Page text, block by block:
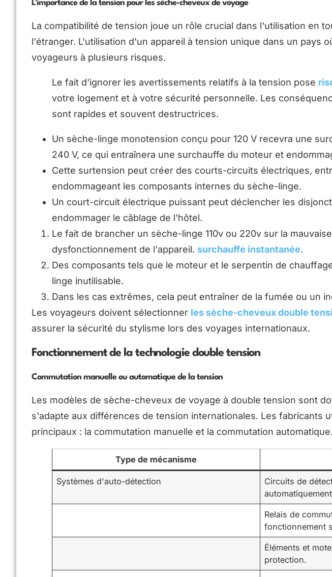
L'importance de la tension pour les sèche-cheveux de voyage
La compatibilité de tension joue un rôle crucial dans l'utilisation en
l'étranger. L'utilisation d'un appareil à tension unique dans un pays
voyageurs à plusieurs risques.
Le fait d'ignorer les avertissements relatifs à la tension pose
votre logement et à votre sécurité personnelle. Les
sont rapides et souvent destructrices.
Un sèche-linge monotension conçu pour 120 V recevra une
240 V, ce qui entraînera une surchauffe du moteur et
Cette surtension peut créer des courts-circuits électriques,
endommageant les composants internes du sèche-linge.
Un court-circuit électrique puissant peut déclencher les
endommager le câblage de l'hôtel.
Le fait de brancher un sèche-linge 110v ou 220v sur la
dysfonctionnement de l'appareil. surchauffe instantanée.
Des composants tels que le moteur et le serpentin de
linge inutilisable.
Dans les cas extrêmes, cela peut entraîner de la fumée ou un
Les voyageurs doivent sélectionner les sèche-cheveux double
assurer la sécurité du stylisme lors des voyages internationaux.
Fonctionnement de la technologie double tension
Commutation manuelle ou automatique de la tension
Les modèles de sèche-cheveux de voyage à double tension sont
s'adapte aux différences de tension internationales. Les fabricants
principaux : la commutation manuelle et la commutation automatique.
Type de mécanisme
Systèmes d'auto-détection
Circuits de
Relais de
fonctionnement
Éléments et
protection.